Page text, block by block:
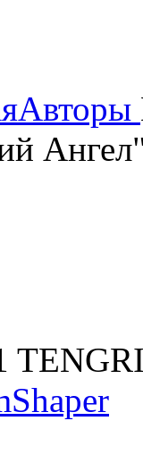
Авторы